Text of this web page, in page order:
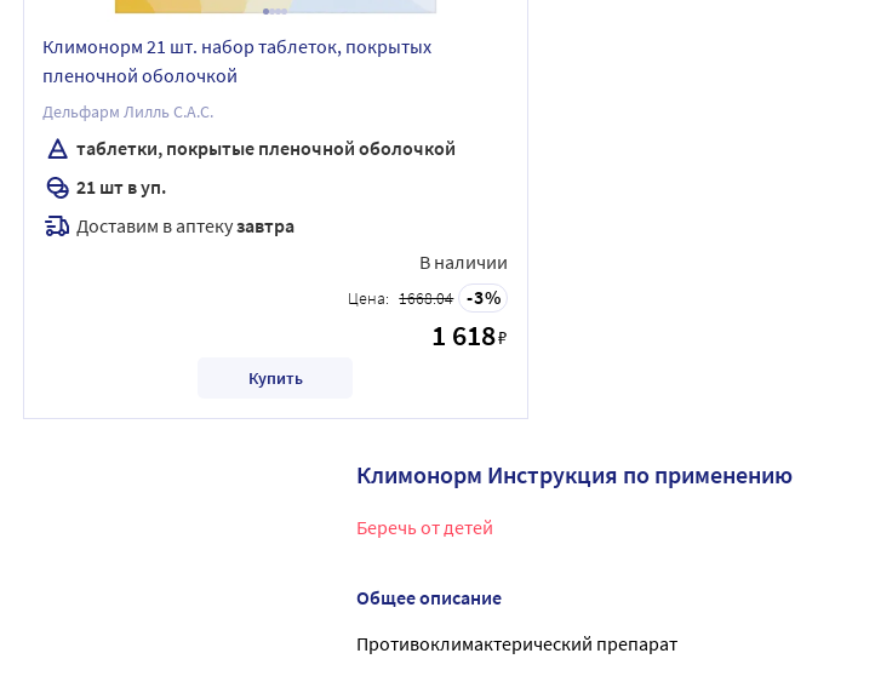
Климонорм 21 шт. набор таблеток, покрытых
пленочной оболочкой
Дельфарм Лилль С.А.С.
таблетки, покрытые пленочной оболочкой
21 шт в уп.
Доставим в аптекузавтра
В наличии
Цена: 1668.04 3
1 618₽
Купить
Климонорм Инструкция по применению
Беречь от детей
Общее описание
Противоклимактерический препарат